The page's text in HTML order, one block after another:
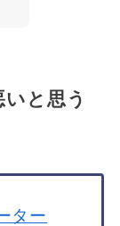
と思う
ター